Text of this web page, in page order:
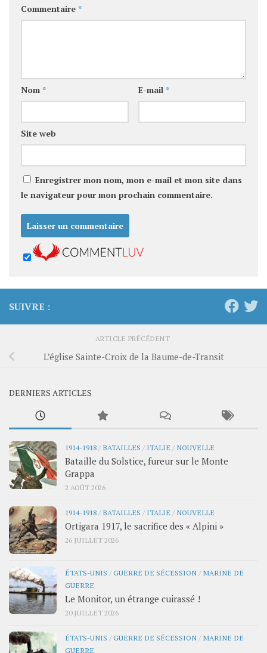
Commentaire *
Nom * E-mail *
Site web
Enregistrer mon nom, mon e-mail et mon site dans
le navigateur pour mon prochain commentaire.
SUIVRE :
ARTICLE PRÉCÉDENT
L’église Sainte-Croix de la Baume-de-Transit
DERNIERS ARTICLES
1914-1918/ BATAILLES / ITALIE / NOUVELLE
Bataille du Solstice, fureur sur le Monte
Grappa
2 AOÛT 2026
1914-1918/ BATAILLES / ITALIE / NOUVELLE
Ortigara 1917, le sacrifice des « Alpini »
26 JUILLET 2026
ÉTATS-UNIS /GUERRE DE SÉCESSION/ MARINE DE
GUERRE
Le Monitor, un étrange cuirassé !
20 JUILLET 2026
ÉTATS-UNIS /GUERRE DE SÉCESSION/ MARINE DE
GUERRE